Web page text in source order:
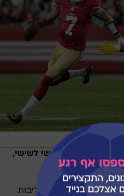
סן פרנסיסקו (4:2) - סיאטל (4:2), בין חמישי לשישי,
האמינו ששתי היריבות
הגדולות הללו מה-NFC מערב יגיעו למחזור השביעי
זהה, בהתחשב בפגרה